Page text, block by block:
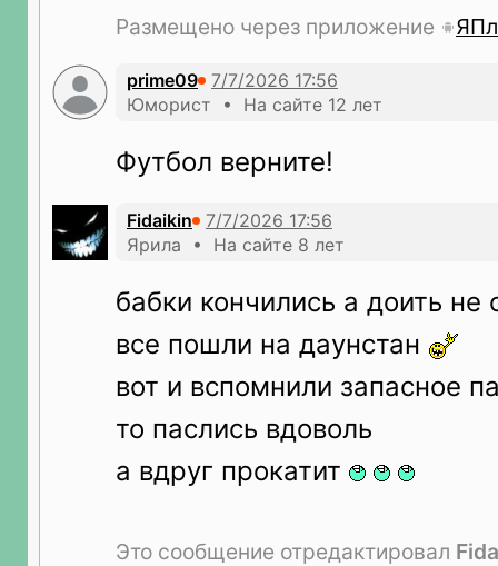
Размещено через приложение
prime09
Юморист • На сайте 12 лет
Футбол верните!
Fidaikin
Ярила • На сайте 8 лет
бабки кончились а доить не
все пошли на даунстан
вот и вспомнили запасное
то паслись вдоволь
а вдруг прокатит
Это сообщение отредактировал